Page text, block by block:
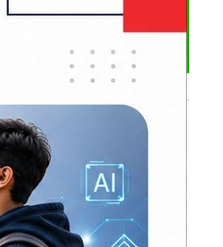
योजनाबाट पछि हटे
ओली, कोशीमा
कार्कीकै निरन्तरता